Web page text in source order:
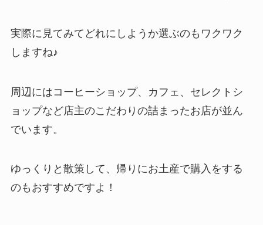
実際に見てみてどれにしようか選ぶのもワクワク
しますね♪
周辺にはコーヒーショップ、カフェ、セレクトシ
ョップなど店主のこだわりの詰まったお店が並ん
でいます。
ゆっくりと散策して、帰りにお土産で購入をする
のもおすすめですよ！